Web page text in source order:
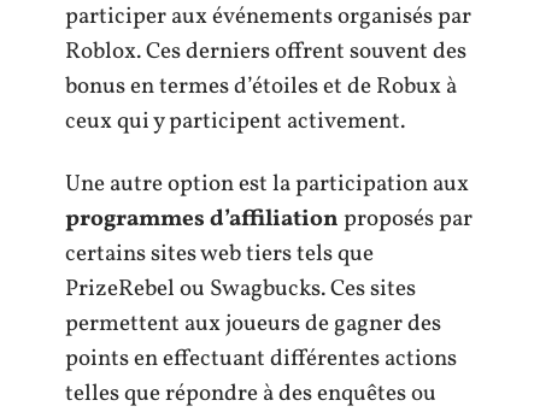
participer aux événements organisés par
Roblox. Ces derniers offrent souvent des
bonus en termes d’étoiles et de Robux à
ceux qui y participent activement.
Une autre option est la participation aux
programmes d’affiliationproposés par
certains sites web tiers tels que
PrizeRebel ou Swagbucks. Ces sites
permettent aux joueurs de gagner des
points en effectuant différentes actions
telles que répondre à des enquêtes ou